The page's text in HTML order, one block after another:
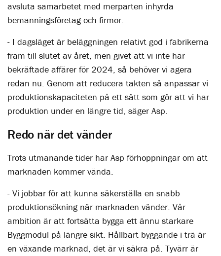
avsluta samarbetet med merparten inhyrda
bemanningsföretag och firmor.
- I dagsläget är beläggningen relativt god i fabrikerna
fram till slutet av året, men givet att vi inte har
bekräftade affärer för 2024, så behöver vi agera
redan nu. Genom att reducera takten så anpassar vi
produktionskapaciteten på ett sätt som gör att vi har
produktion under en längre tid, säger Asp.
Redo när det vänder
Trots utmanande tider har Asp förhoppningar om att
marknaden kommer vända.
- Vi jobbar för att kunna säkerställa en snabb
produktionsökning när marknaden vänder. Vår
ambition är att fortsätta bygga ett ännu starkare
Byggmodul på längre sikt. Hållbart byggande i trä är
en växande marknad, det är vi säkra på. Tyvärr är